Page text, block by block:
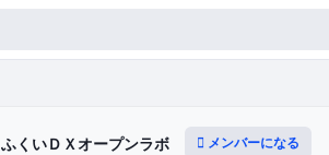
ふくいＤＸオープンラボ メンバーになる